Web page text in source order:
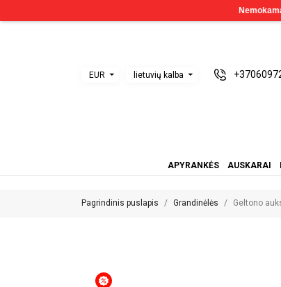
EUR lietuvių kalba
APYRANKĖS AUSKARAI
Pagrindinis puslapis Grandinėlės Geltono